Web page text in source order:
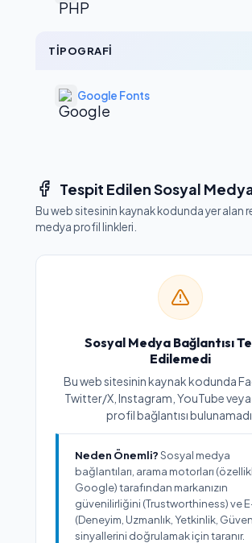
TIPOGRAFI
Google Fonts
Tespit Edilen Sosyal
Bu web sitesinin kaynak kodunda yer alan
medya profil linkleri.
Sosyal Medya Bağlantısı
Edilemedi
Bu web sitesinin kaynak kodunda
Twitter/X, Instagram, YouTube
profil bağlantısı bulunamadı.
Neden Önemli?Sosyal medya
bağlantıları, arama motorları
Google) tarafından markanızın
güvenilirliğini (Trustworthiness) ve
(Deneyim, Uzmanlık, Yetkinlik,
sinyallerini doğrulamak için taranır.